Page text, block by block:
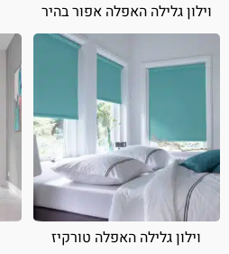
וילון גלילה האפלה אפור בהיר
וילון גלילה האפלה טורקיז